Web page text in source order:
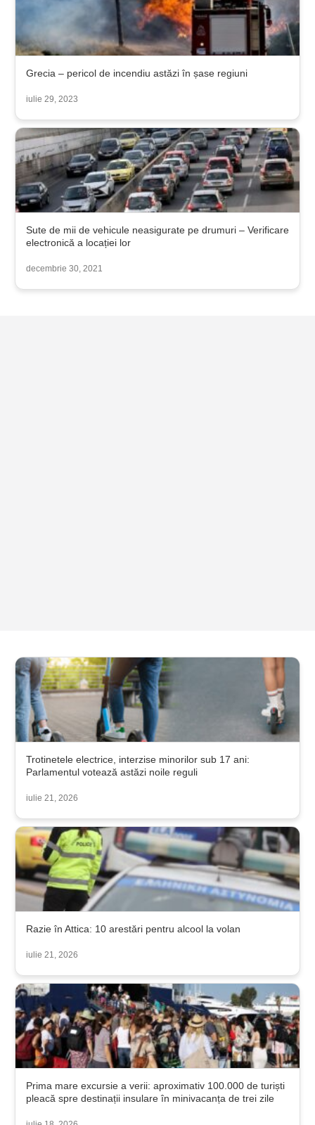
Grecia – pericol de incendiu astăzi în șase regiuni
iulie 29, 2023
Sute de mii de vehicule neasigurate pe drumuri – Verificare
electronică a locației lor
decembrie 30, 2021
Trotinetele electrice, interzise minorilor sub 17 ani:
Parlamentul votează astăzi noile reguli
iulie 21, 2026
Razie în Attica: 10 arestări pentru alcool la volan
iulie 21, 2026
Prima mare excursie a verii: aproximativ 100.000 de turiști
pleacă spre destinații insulare în minivacanța de trei zile